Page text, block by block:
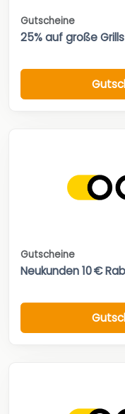
Gutscheine
25% auf große Grills
Gutscheine
Neukunden 10 €